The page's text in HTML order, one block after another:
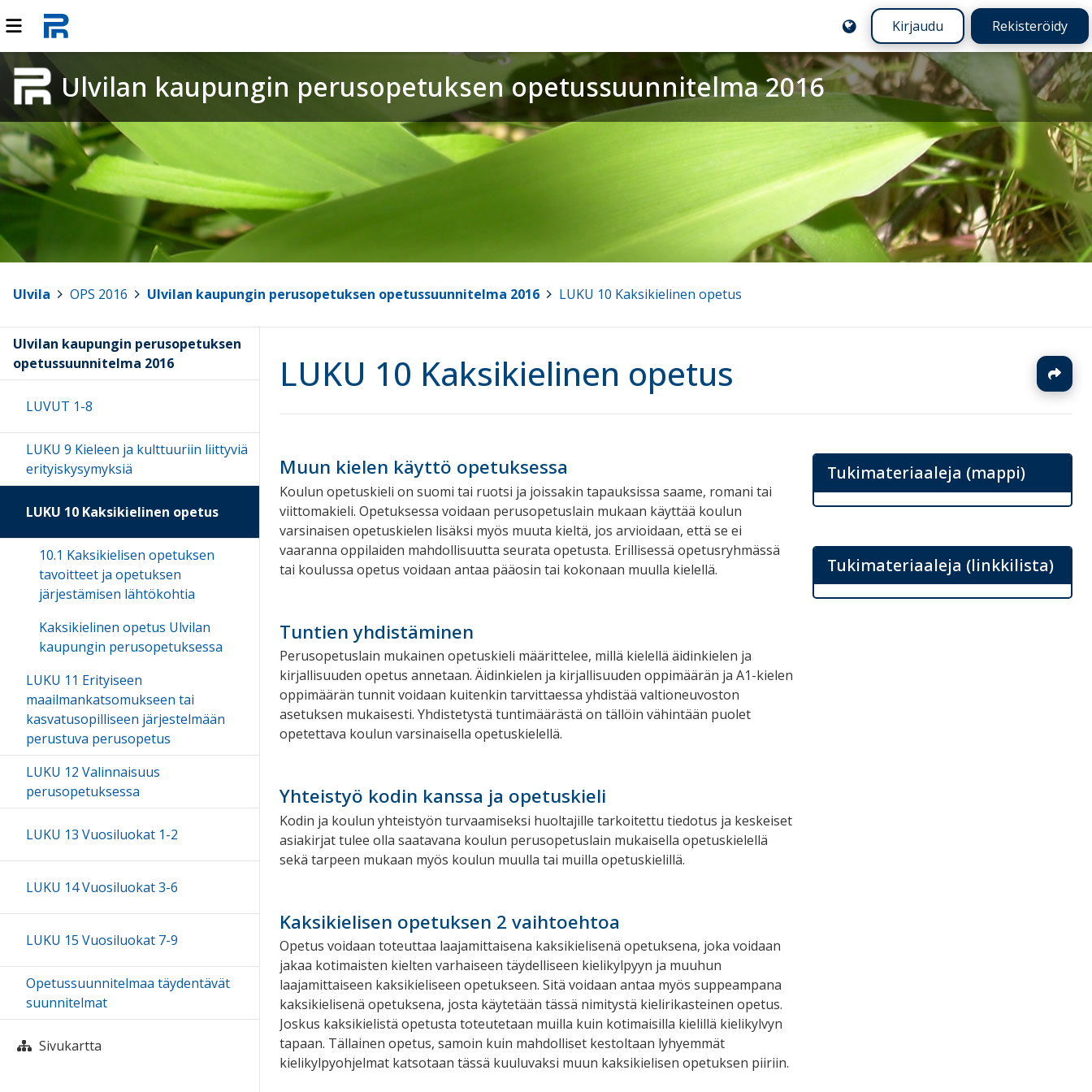
Kirjaudu Rekisteröidy
Ulvilan kaupungin perusopetuksen opetussuunnitelma 2016
Ulvila OPS 2016 Ulvilan kaupungin perusopetuksen opetussuunnitelma 2016 LUKU 10 Kaksikielinen opetus
LUKU 10 Kaksikielinen opetus
Muun kielen käyttö opetuksessa
Koulun opetuskieli on suomi tai ruotsi ja joissakin tapauksissa saame, romani tai
viittomakieli. Opetuksessa voidaan perusopetuslain mukaan käyttää koulun
varsinaisen opetuskielen lisäksi myös muuta kieltä, jos arvioidaan, että se ei
vaaranna oppilaiden mahdollisuutta seurata opetusta. Erillisessä opetusryhmässä
tai koulussa opetus voidaan antaa pääosin tai kokonaan muulla kielellä.
Tuntien yhdistäminen
Perusopetuslain mukainen opetuskieli määrittelee, millä kielellä äidinkielen ja
kirjallisuuden opetus annetaan. Äidinkielen ja kirjallisuuden oppimäärän ja A1-kielen
oppimäärän tunnit voidaan kuitenkin tarvittaessa yhdistää valtioneuvoston
asetuksen mukaisesti. Yhdistetystä tuntimäärästä on tällöin vähintään puolet
opetettava koulun varsinaisella opetuskielellä.
Yhteistyö kodin kanssa ja opetuskieli
Kodin ja koulun yhteistyön turvaamiseksi huoltajille tarkoitettu tiedotus ja keskeiset
asiakirjat tulee olla saatavana koulun perusopetuslain mukaisella opetuskielellä
sekä tarpeen mukaan myös koulun muulla tai muilla opetuskielillä.
Kaksikielisen opetuksen 2 vaihtoehtoa
Opetus voidaan toteuttaa laajamittaisena kaksikielisenä opetuksena, joka voidaan
jakaa kotimaisten kielten varhaiseen täydelliseen kielikylpyyn ja muuhun
laajamittaiseen kaksikieliseen opetukseen. Sitä voidaan antaa myös suppeampana
kaksikielisenä opetuksena, josta käytetään tässä nimitystä kielirikasteinen opetus.
Joskus kaksikielistä opetusta toteutetaan muilla kuin kotimaisilla kielillä kielikylvyn
tapaan. Tällainen opetus, samoin kuin mahdolliset kestoltaan lyhyemmät
kielikylpyohjelmat katsotaan tässä kuuluvaksi muun kaksikielisen opetuksen piiriin.
Tukimateriaaleja (mappi)
Tukimateriaaleja (linkkilista)
Ulvilan kaupungin perusopetuksen
opetussuunnitelma 2016
LUVUT 1-8
LUKU 9 Kieleen ja kulttuuriin liittyviä
erityiskysymyksiä
LUKU 10 Kaksikielinen opetus
10.1 Kaksikielisen opetuksen
tavoitteet ja opetuksen
järjestämisen lähtökohtia
Kaksikielinen opetus Ulvilan
kaupungin perusopetuksessa
LUKU 11 Erityiseen
maailmankatsomukseen tai
kasvatusopilliseen järjestelmään
perustuva perusopetus
LUKU 12 Valinnaisuus
perusopetuksessa
LUKU 13 Vuosiluokat 1-2
LUKU 14 Vuosiluokat 3-6
LUKU 15 Vuosiluokat 7-9
Opetussuunnitelmaa täydentävät
suunnitelmat
Sivukartta